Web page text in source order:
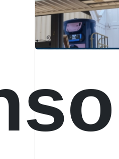
de